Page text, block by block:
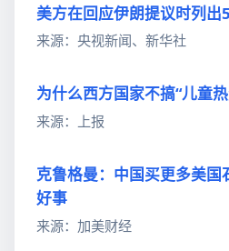
美方在回应伊朗提议时列出
来源：央视新闻、新华社
为什么西方国家不搞“儿童
来源：上报
克鲁格曼：中国买更多美国
好事
来源：加美财经